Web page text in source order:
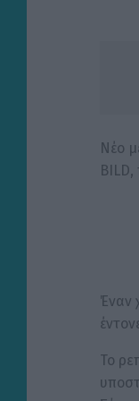
Νέο
Έναν
Το